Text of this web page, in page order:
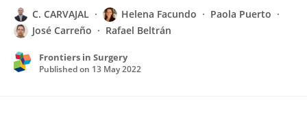
C. CARVAJAL Helena Facundo
Paola Puerto
José Carreño
Rafael Beltrán
Frontiers in Surgery
Published on 13 May 2022